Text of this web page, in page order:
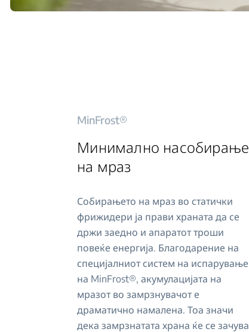
MinFrost®
Минимално насобирање
на мраз
Собирањето на мраз во статички
фрижидери ја прави храната да се
држи заедно и апаратот троши
повеќе енергија. Благодарение на
специјалниот систем на испарување
на MinFrost®, акумулацијата на
мразот во замрзнувачот е
драматично намалена. Тоа значи
дека замрзнатата храна ќе се зачува